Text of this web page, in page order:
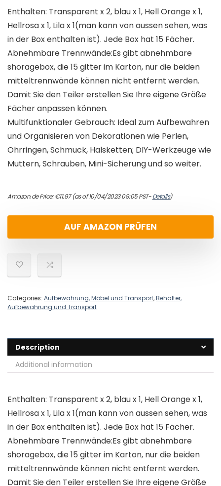
Enthalten: Transparent x 2, blau x 1, Hell Orange x 1,
Hellrosa x 1, Lila x 1(man kann von aussen sehen, was
in der Box enthalten ist). Jede Box hat 15 Fächer.
Abnehmbare Trennwände:Es gibt abnehmbare
shoragebox, die 15 gitter im Karton, nur die beiden
mitteltrennwände können nicht entfernt werden.
Damit Sie den Teiler erstellen Sie Ihre eigene Größe
Fächer anpassen können.
Multifunktionaler Gebrauch: Ideal zum Aufbewahren
und Organisieren von Dekorationen wie Perlen,
Ohrringen, Schmuck, Halsketten; DIY-Werkzeuge wie
Muttern, Schrauben, Mini-Sicherung und so weiter.
Amazon.de Price:€11.97(as of 10/04/2023 09:05 PST-Details)
AUF AMAZON PRÜFEN
Categories: Aufbewahrung, Möbel und Transport,Behälter,
Aufbewahrung und Transport
Description
Additional information
Enthalten: Transparent x 2, blau x 1, Hell Orange x 1,
Hellrosa x 1, Lila x 1(man kann von aussen sehen, was
in der Box enthalten ist). Jede Box hat 15 Fächer.
Abnehmbare Trennwände:Es gibt abnehmbare
shoragebox, die 15 gitter im Karton, nur die beiden
mitteltrennwände können nicht entfernt werden.
Damit Sie den Teiler erstellen Sie Ihre eigene Größe